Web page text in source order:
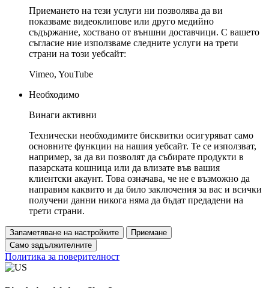
Приемането на тези услуги ни позволява да ви
показваме видеоклипове или друго медийно
съдържание, хоствано от външни доставчици. С вашето
съгласие ние използваме следните услуги на трети
страни на този уебсайт:
Vimeo, YouTube
Необходимо
Винаги активни
Технически необходимите бисквитки осигуряват само
основните функции на нашия уебсайт. Те се използват,
например, за да ви позволят да събирате продукти в
пазарската кошница или да влизате във вашия
клиентски акаунт. Това означава, че не е възможно да
направим каквито и да било заключения за вас и всички
получени данни никога няма да бъдат предадени на
трети страни.
Запаметяване на настройките
Приемане
Само задължителните
Политика за поверителност